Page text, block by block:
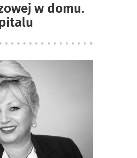
w domu.